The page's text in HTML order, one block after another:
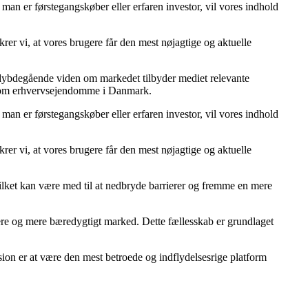
er førstegangskøber eller erfaren investor, vil vores indhold
vi, at vores brugere får den mest nøjagtige og aktuelle
viden om markedet tilbyder mediet relevante
erhvervsejendomme i Danmark.
er førstegangskøber eller erfaren investor, vil vores indhold
vi, at vores brugere får den mest nøjagtige og aktuelle
kan være med til at nedbryde barrierer og fremme en mere
og mere bæredygtigt marked. Dette fællesskab er grundlaget
er at være den mest betroede og indflydelsesrige platform